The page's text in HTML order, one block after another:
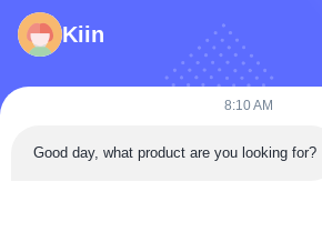
Tên Công Ty
Thông Điệp
Kiin
8:10 AM
Good day, what product are you looking for?